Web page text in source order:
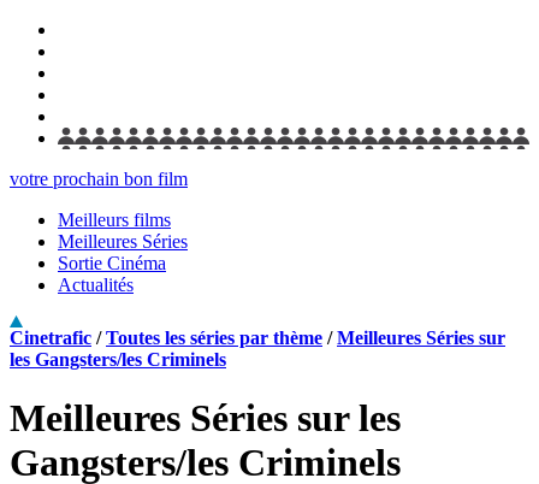
votre prochain bon film
Meilleurs films
Meilleures Séries
Sortie Cinéma
Actualités
Cinetrafic /Toutes les séries par thème /Meilleures Séries sur
les Gangsters/les Criminels
Meilleures Séries sur les
Gangsters/les Criminels